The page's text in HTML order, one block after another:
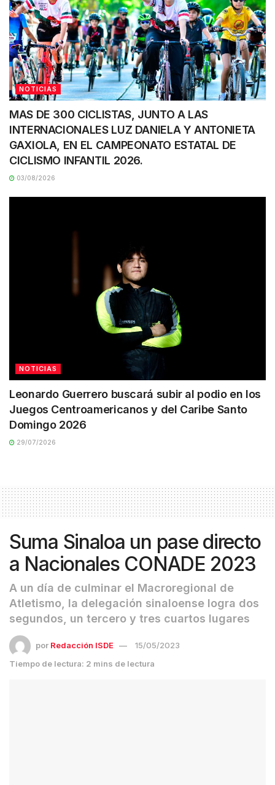
NOTICIAS
MAS DE 300 CICLISTAS, JUNTO A LAS
INTERNACIONALES LUZ DANIELA Y ANTONIETA
GAXIOLA, EN EL CAMPEONATO ESTATAL DE
CICLISMO INFANTIL 2026.
03/08/2026
NOTICIAS
Leonardo Guerrero buscará subir al podio en los
Juegos Centroamericanos y del Caribe Santo
Domingo 2026
29/07/2026
Suma Sinaloa un pase directo
a Nacionales CONADE 2023
A un día de culminar el Macroregional de
Atletismo, la delegación sinaloense logra dos
segundos, un tercero y tres cuartos lugares
por Redacción ISDE
15/05/2023
Tiempo de lectura: 2 mins de lectura